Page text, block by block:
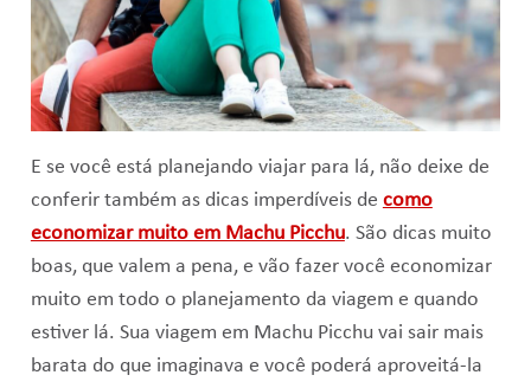
E se você está planejando viajar para lá, não deixe de
conferir também as dicas imperdíveis de como
economizar muito em Machu Picchu. São dicas muito
boas, que valem a pena, e vão fazer você economizar
muito em todo o planejamento da viagem e quando
estiver lá. Sua viagem em Machu Picchu vai sair mais
barata do que imaginava e você poderá aproveitá-la